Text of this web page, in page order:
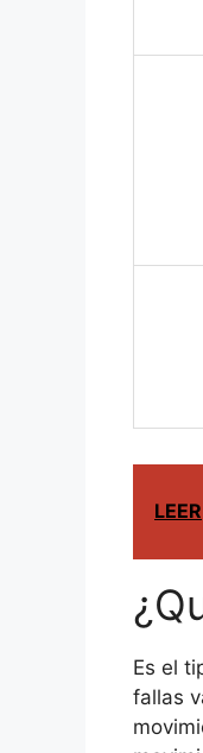
LEER
Es el
fallas